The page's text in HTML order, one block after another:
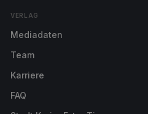
VERLAG
Mediadaten
Team
Karriere
FAQ